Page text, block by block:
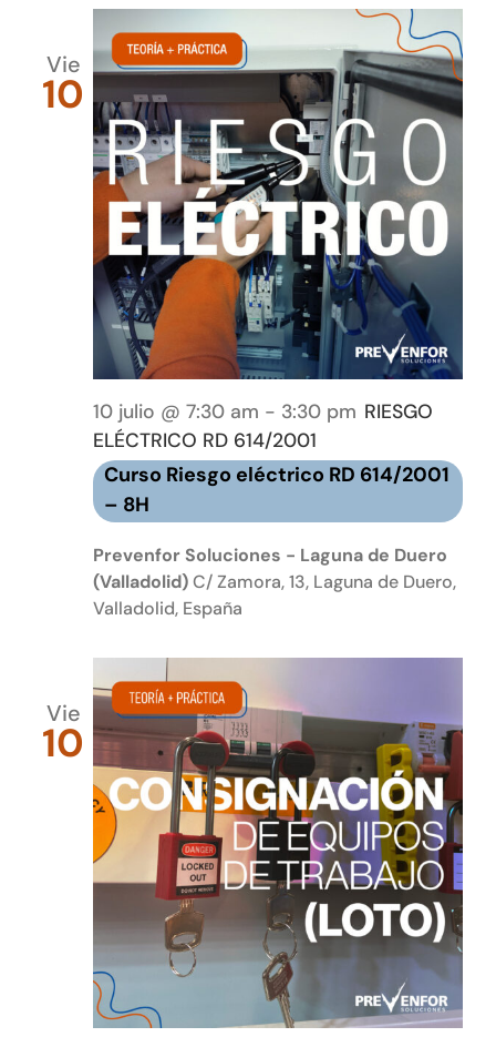
Vie
10
10 julio @ 7:30 am - 3:30 pm RIESGO
ELÉCTRICO RD 614/2001
Curso Riesgo eléctrico RD 614/2001
– 8H
Prevenfor Soluciones - Laguna de Duero
(Valladolid)C/ Zamora, 13, Laguna de Duero,
Valladolid, España
Vie
10